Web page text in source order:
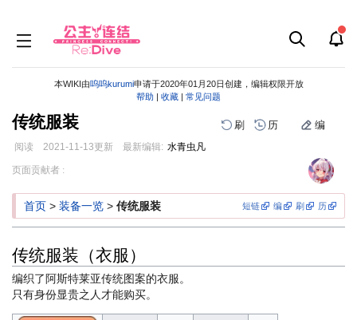
本WIKI由呜呜kurumi申请于2020年01月20日创建，编辑权限开放
帮助 | 收藏 | 常见问题
传统服装 刷 历 编
阅读 2021-11-13更新 最新编辑: 水青虫凡
跳
导
跳
搜
页面贡献者 :
短链 编 刷 历
首页 > 装备一览 > 传统服装
传统服装（衣服）
编织了阿斯特莱亚传统图案的衣服。
只有身份显贵之人才能购买。